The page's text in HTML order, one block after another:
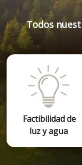
Todos
Factibilidad de
luz y agua